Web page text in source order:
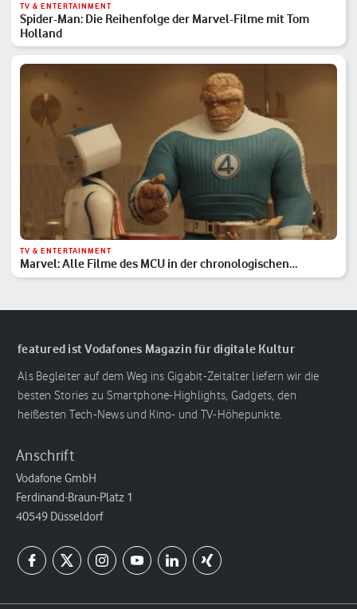
TV & ENTERTAINMENT
Spider-Man: Die Reihenfolge der Marvel-Filme mit Tom
Holland
TV & ENTERTAINMENT
Marvel: Alle Filme des MCU in der chronologischen
Reihenfolge
featured ist Vodafones Magazin für digitale Kultur
Als Begleiter auf dem Weg ins Gigabit-Zeitalter liefern wir die
besten Stories zu Smartphone-Highlights, Gadgets, den
heißesten Tech-News und Kino- und TV-Höhepunkte.
Anschrift
Vodafone GmbH
Ferdinand-Braun-Platz 1
40549 Düsseldorf